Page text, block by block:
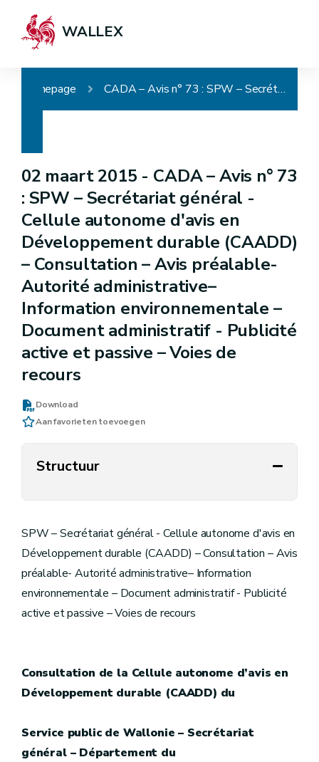
WALLEX
Homepage CADA – Avis n° 73 : SPW – Secrétariat général - Cellule autonome d'avis en Développement durable (CAADD) – Consultation – Avis préalable- Autorité administrative– Information environnementale – Document administratif - Publicité active et passive – Voies de recours
02 maart 2015 - CADA – Avis n° 73
: SPW – Secrétariat général -
Cellule autonome d'avis en
Développement durable (CAADD)
– Consultation – Avis préalable-
Autorité administrative–
Information environnementale –
Document administratif - Publicité
active et passive – Voies de
recours
Download
Aan favorieten toevoegen
Structuur
SPW – Secrétariat général - Cellule autonome d'avis en
Développement durable (CAADD) – Consultation – Avis
préalable- Autorité administrative– Information
environnementale – Document administratif - Publicité
active et passive – Voies de recours
Consultation de la Cellule autonome d’avis en
Développement durable (CAADD) du
Service public de Wallonie – Secrétariat
général – Département du